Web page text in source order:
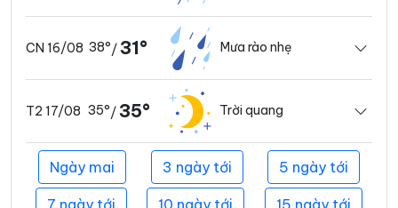
CN 16/08 38°/31° Mưa rào nhẹ
T2 17/08 35°/35° Trời quang
Ngày mai 3 ngày tới 5 ngày tới
7 ngày tới 10 ngày tới 15 ngày tới